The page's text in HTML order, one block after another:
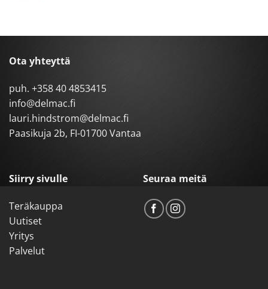
Ota yhteyttä
puh. +358 40 4853415
info@delmac.fi
lauri.hindstrom@delmac.fi
Paasikuja 2b, FI-01700 Vantaa
Siirry sivulle
Teräkauppa
Uutiset
Yritys
Palvelut
Seuraa meitä